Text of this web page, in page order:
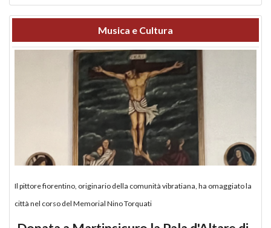
Musica e Cultura
Il pittore fiorentino, originario della comunità vibratiana, ha omaggiato la
città nel corso del Memorial Nino Torquati